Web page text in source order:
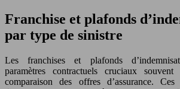
Franchise et plafonds
par type de sinistre
Les franchises et plafonds
paramètres contractuels cruciaux
comparaison des offres d’assurance.